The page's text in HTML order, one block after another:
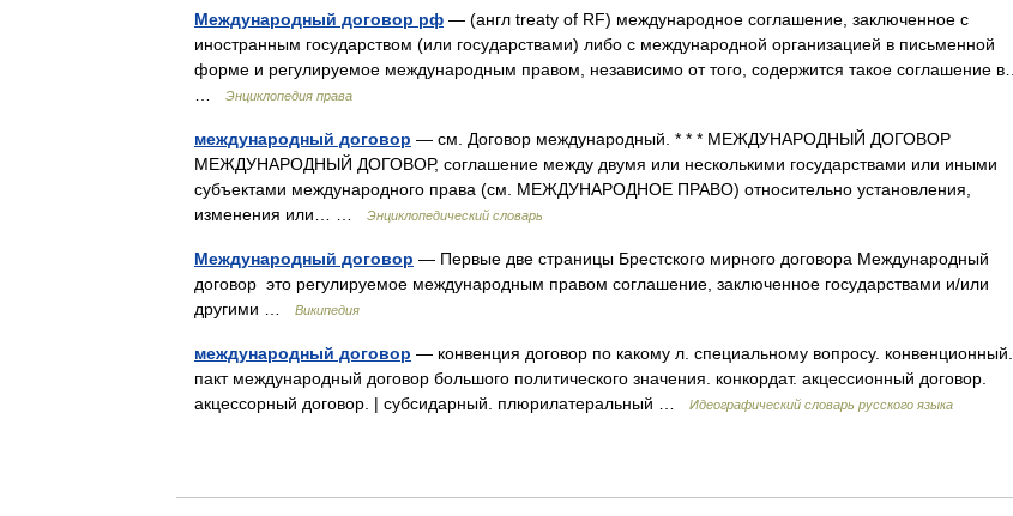
Международный договор рф — (англ treaty of RF) международное соглашение, заключенное с
иностранным государством (или государствами) либо с международной организацией в письменной
форме и регулируемое международным правом, независимо от того, содержится такое соглашение в…
Энциклопедия права
международный договор — см. Договор международный. * * * МЕЖДУНАРОДНЫЙ ДОГОВОР
МЕЖДУНАРОДНЫЙ ДОГОВОР, соглашение между двумя или несколькими государствами или иными
субъектами международного права (см. МЕЖДУНАРОДНОЕ ПРАВО) относительно установления,
изменения или… …
Энциклопедический словарь
Международный договор — Первые две страницы Брестского мирного договора Международный
договор это регулируемое международным правом соглашение, заключенное государствами и/или
другими …
Википедия
международный договор — конвенция договор по какому л. специальному вопросу. конвенционный.
пакт международный договор большого политического значения. конкордат. акцессионный договор.
акцессорный договор. | субсидарный. плюрилатеральный …
Идеографический словарь русского языка